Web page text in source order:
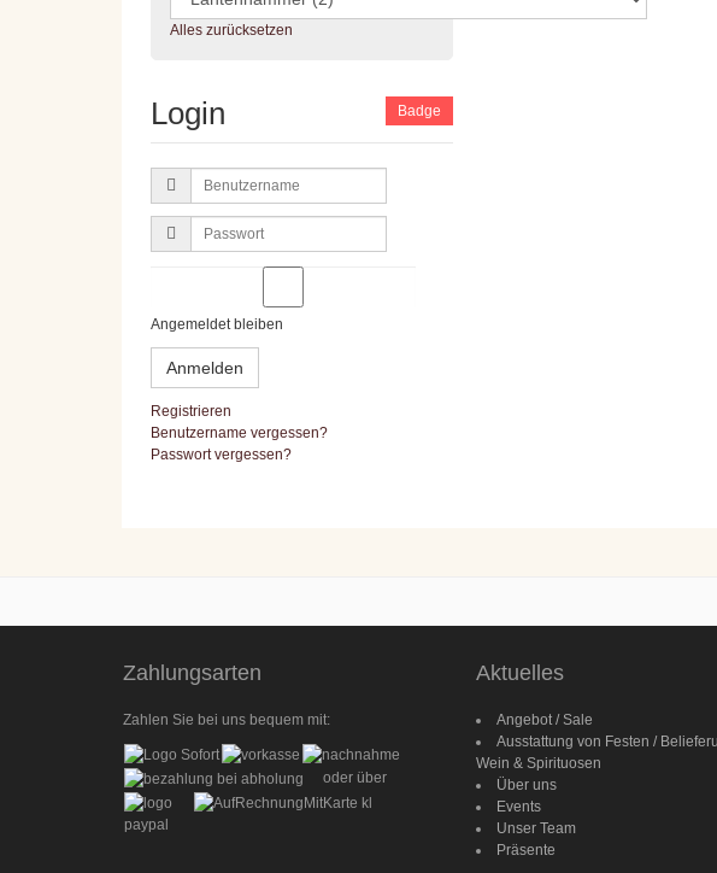
Alles zurücksetzen
Login
Benutzername
Passwort
Angemeldet bleiben
Anmelden
Registrieren
Benutzername vergessen?
Passwort vergessen?
Badge
Zahlungsarten
Zahlen Sie bei uns bequem mit:
oder über
Aktuelles
Angebot / Sale
Ausstattung von Festen /
Wein & Spirituosen
Über uns
Events
Unser Team
Präsente